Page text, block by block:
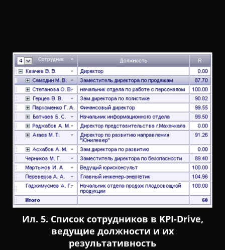
Ил. 5. Список сотрудников в KPI-Drive,
ведущие должности и их
результативность